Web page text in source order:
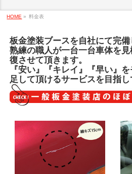
HOME » 料金表
板金塗装ブースを自社にて完備
熟練の職人が一台一台車体を
復させて頂きます。
『安い』『キレイ』『早い』
足して頂けるサービスを目指し